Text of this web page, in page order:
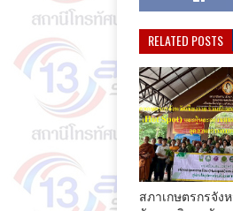
RELATED POSTS
สภาเกษตรกรจัง